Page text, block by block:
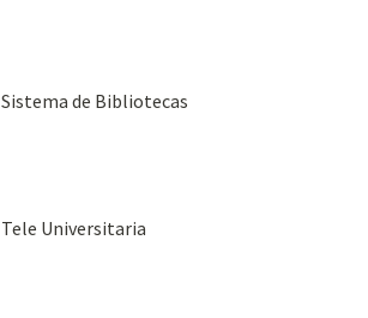
Sistema de Bibliotecas
Tele Universitaria